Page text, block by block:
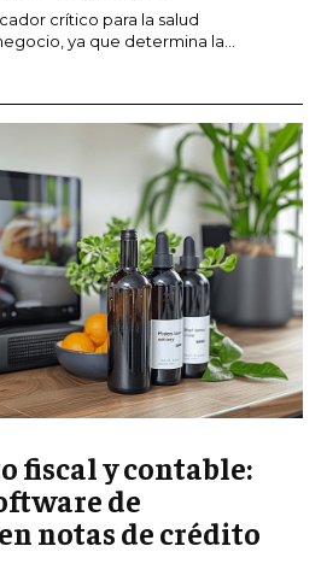
crítico para la salud
ya que determina la...
fiscal y contable:
de
notas de crédito